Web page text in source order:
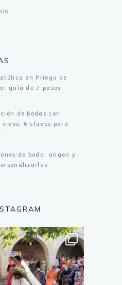
en Priego de
guía de 7 pasos
de bodas con
vivos: 6 claves para
de boda: origen y